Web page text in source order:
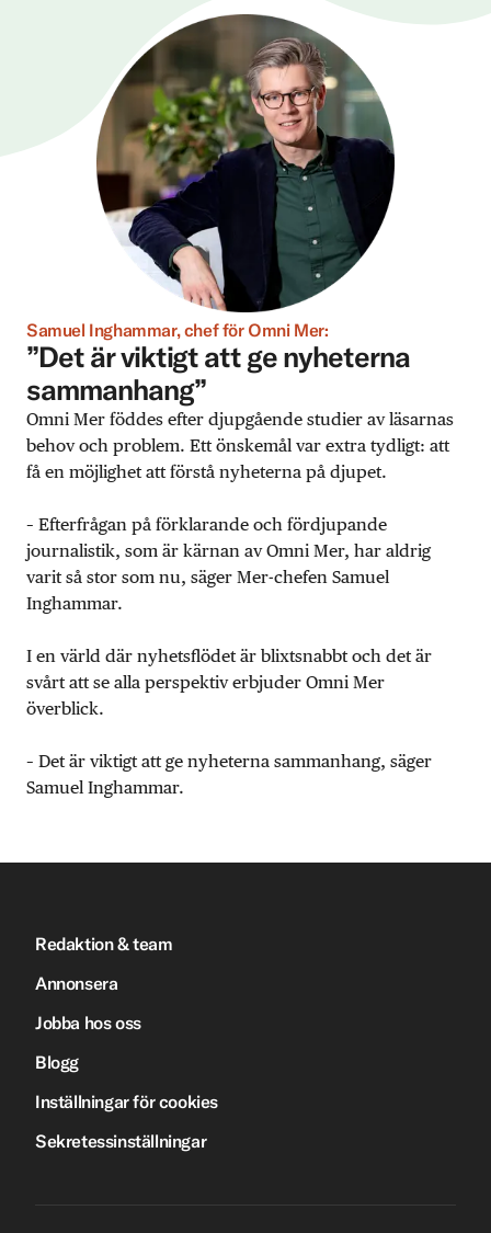
Samuel Inghammar, chef för Omni Mer:
”Det är viktigt att ge nyheterna
sammanhang”
Omni Mer föddes efter djupgående studier av läsarnas
behov och problem. Ett önskemål var extra tydligt: att
få en möjlighet att förstå nyheterna på djupet.
– Efterfrågan på förklarande och fördjupande
journalistik, som är kärnan av Omni Mer, har aldrig
varit så stor som nu, säger Mer-chefen Samuel
Inghammar.
I en värld där nyhetsflödet är blixtsnabbt och det är
svårt att se alla perspektiv erbjuder Omni Mer
överblick.
– Det är viktigt att ge nyheterna sammanhang, säger
Samuel Inghammar.
Redaktion & team
Annonsera
Jobba hos oss
Blogg
Inställningar för cookies
Sekretessinställningar